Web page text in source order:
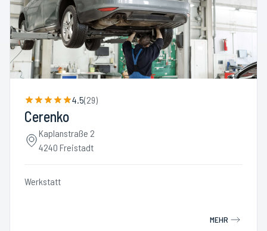
4.5(29)
Cerenko
Kaplanstraße 2
4240 Freistadt
Werkstatt
MEHR